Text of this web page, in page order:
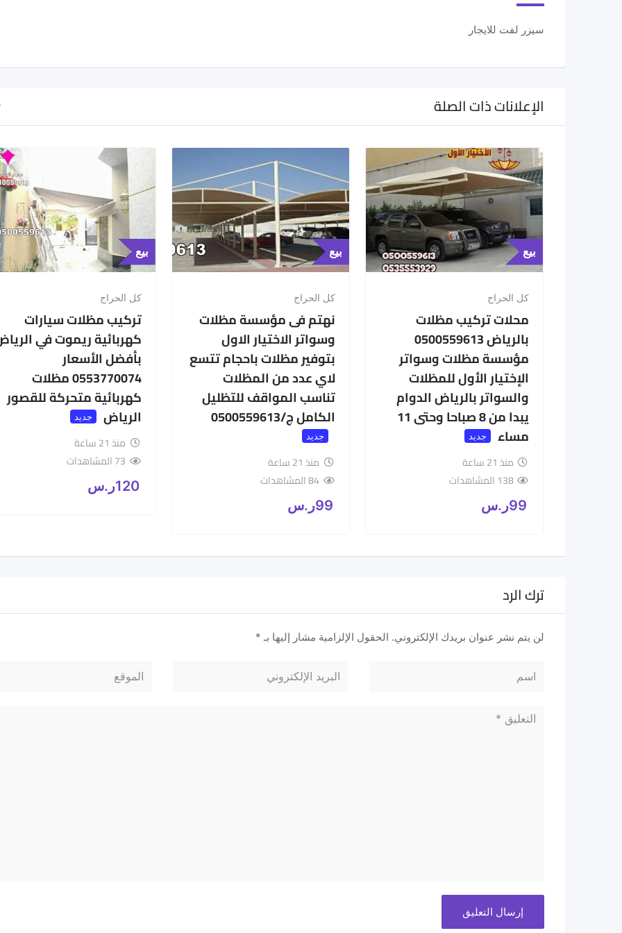
سيزر لفت للايجار
الإعلانات ذات الصلة
بيع
كل الحراج
محلات تركيب مظلات
بالرياض 0500559613
مؤسسة مظلات وسواتر
الإختيار الأول للمظلات
والسواتر بالرياض الدوام
يبدا من 8 صباحا وحتى 11
مساء
جديد
منذ 21 ساعة
138 المشاهدات
99ر.س
بيع
كل الحراج
نهتم فى مؤسسة مظلات
وسواتر الاختيار الاول
بتوفير مظلات باحجام تتسع
لاي عدد من المظلات
تناسب المواقف للتظليل
الكامل ج/0500559613
جديد
منذ 21 ساعة
84 المشاهدات
99ر.س
بيع
كل الحراج
تركيب مظلات سيارات
كهربائية ريموت في
بأفضل الأسعار
0553770074 مظلات
كهربائية متحركة للقصور
الرياض
جديد
منذ 21 ساعة
73 المشاهدات
120ر.س
ترك الرد
لن يتم نشر عنوان بريدك الإلكتروني. الحقول الإلزامية مشار إليها بـ *